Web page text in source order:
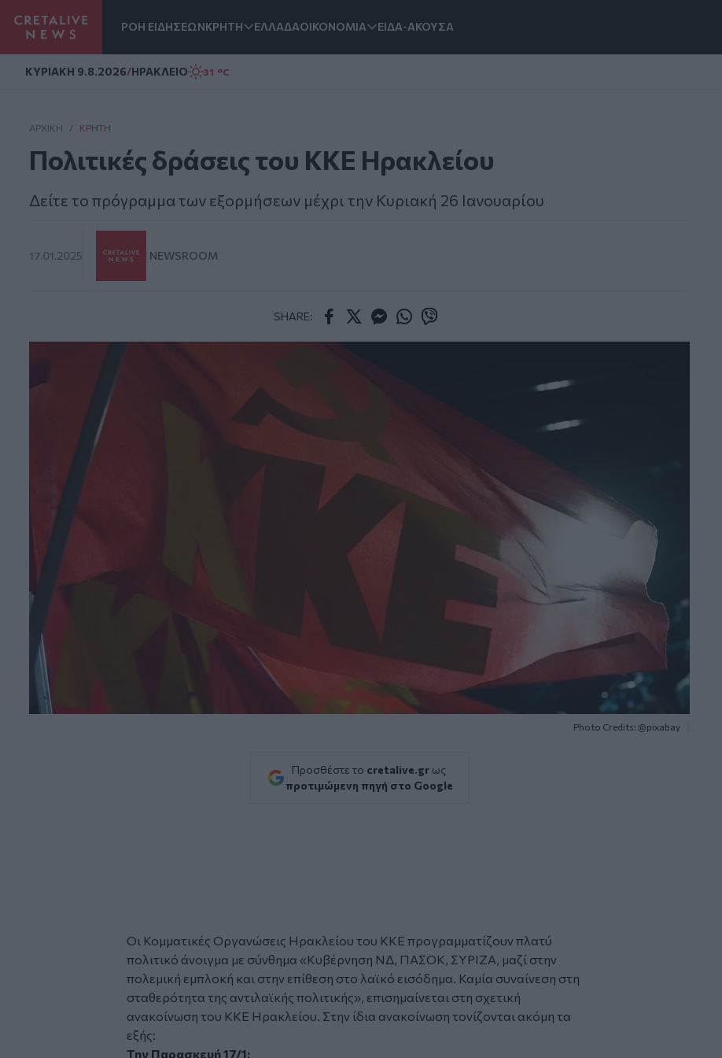
ΡΟΗ ΕΙΔΗΣΕΩΝΚΡΗΤΗ ΕΛΛΑΔΑΟΙΚΟΝΟΜΙΑ ΕΙΔΑ-ΑΚΟΥΣΑ
ΚΥΡΙΑΚΗ 9.8.2026/ΗΡΑΚΛΕΙΟ 31 °C
ΑΡΧΙΚΗ / ΚΡΉΤΗ
Πολιτικές δράσεις του ΚΚΕ Ηρακλείου
Δείτε το πρόγραμμα των εξορμήσεων μέχρι την Κυριακή 26 Ιανουαρίου
17.01.2025 NEWSROOM
SHARE:
Photo Credits: @pixabay
Προσθέστε το cretalive.gr ως
προτιμώμενη πηγή στο Google
Οι Κομματικές Οργανώσεις Ηρακλείου του ΚΚΕ προγραμματίζουν πλατύ
πολιτικό άνοιγμα με σύνθημα «Κυβέρνηση ΝΔ, ΠΑΣΟΚ, ΣΥΡΙΖΑ, μαζί στην
πολεμική εμπλοκή και στην επίθεση στο λαϊκό εισόδημα. Καμία συναίνεση στη
σταθερότητα της αντιλαϊκής πολιτικής», επισημαίνεται στη σχετική
ανακοίνωση του ΚΚΕ Ηρακλείου. Στην ίδια ανακοίνωση τονίζονται ακόμη τα
εξής:
Την Παρασκευή 17/1: